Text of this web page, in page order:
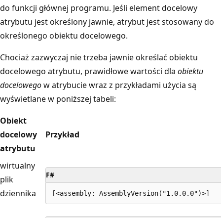
do funkcji głównej programu. Jeśli element docelowy
atrybutu jest określony jawnie, atrybut jest stosowany do
określonego obiektu docelowego.
Chociaż zazwyczaj nie trzeba jawnie określać obiektu
docelowego atrybutu, prawidłowe wartości dla obiektu
docelowegow atrybucie wraz z przykładami użycia są
wyświetlane w poniższej tabeli:
Obiekt
docelowy
atrybutu
Przykład
wirtualny
plik
dziennika
F#